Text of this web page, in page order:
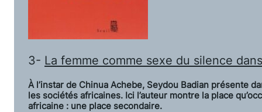
3- La femme comme sexe du silence
À l’instar de Chinua Achebe, Seydou Badian présente
les sociétés africaines. Ici l’auteur montre la place
africaine : une place secondaire.